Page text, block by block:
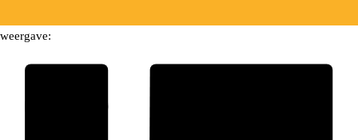
weergave: